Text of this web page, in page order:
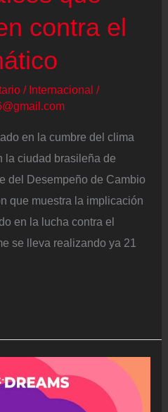
contra el
/ Internacional /
en la cumbre del clima
la ciudad brasileña de
del Desempeño de Cambio
que muestra la implicación
en la lucha contra el
se lleva realizando ya 21